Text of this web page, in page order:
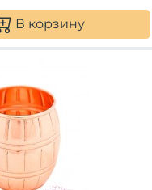
В корзину